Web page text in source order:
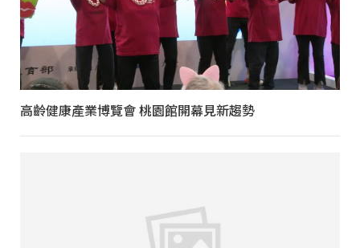
高齡健康產業博覽會 桃園館開幕見新趨勢